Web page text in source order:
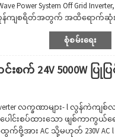
Power System Off Grid
း ကုန်ကျစရိတ်အတွက် အထိရောက်ဆုံ
ပေးသွင်းသူတွေကို ဖယ်ထုတ်ခဲ့တယ်။
ည်။ဖြစ်နိုင်ပါသည်...စုံစမ်းရေး
စက် 24V 5000W ပြုပ
Inverter လက္ခဏာများ- l လွန်ကဲ
ါင်းစပ်ထားသော ဖျစ်ကာကွယ်
ဗို့အား AC သို့မဟုတ် 230V AC l